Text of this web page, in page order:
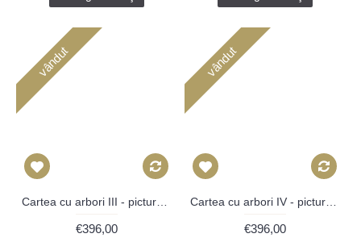
vândut
€396,00
vândut
€396,00